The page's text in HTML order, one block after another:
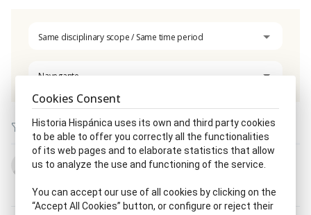
Same disciplinary scope / Same time period
Navegante
Pero Alonso Roldán
Capitán, na|Conquistador, ra|Navegante
Cookies Consent
Historia Hispánica uses its own and third party cookies
to be able to offer you correctly all the functionalities
of its web pages and to elaborate statistics that allow
us to analyze the use and functioning of the service.
You can accept our use of all cookies by clicking on the
“Accept All Cookies” button, or configure or reject their